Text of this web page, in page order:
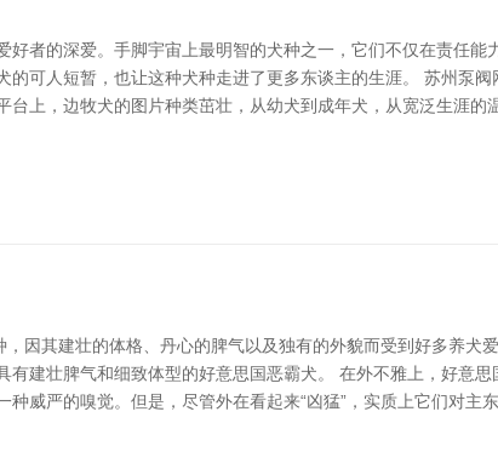
者的深爱。手脚宇宙上最明智的犬种之一，它们不仅在责任能
可人短暂，也让这种犬种走进了更多东谈主的生涯。 苏州泵
上，边牧犬的图片种类茁壮，从幼犬到成年犬，从宽泛生涯
因其建壮的体格、丹心的脾气以及独有的外貌而受到好多养犬
建壮脾气和细致体型的好意思国恶霸犬。 在外不雅上，好意
威严的嗅觉。但是，尽管外在看起来“凶猛”，实质上它们对主